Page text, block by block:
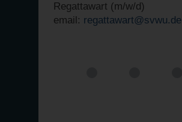
Regattawart (m/w/d)
email: regattawart@svwu.de